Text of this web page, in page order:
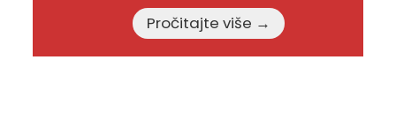
Pročitajte više →